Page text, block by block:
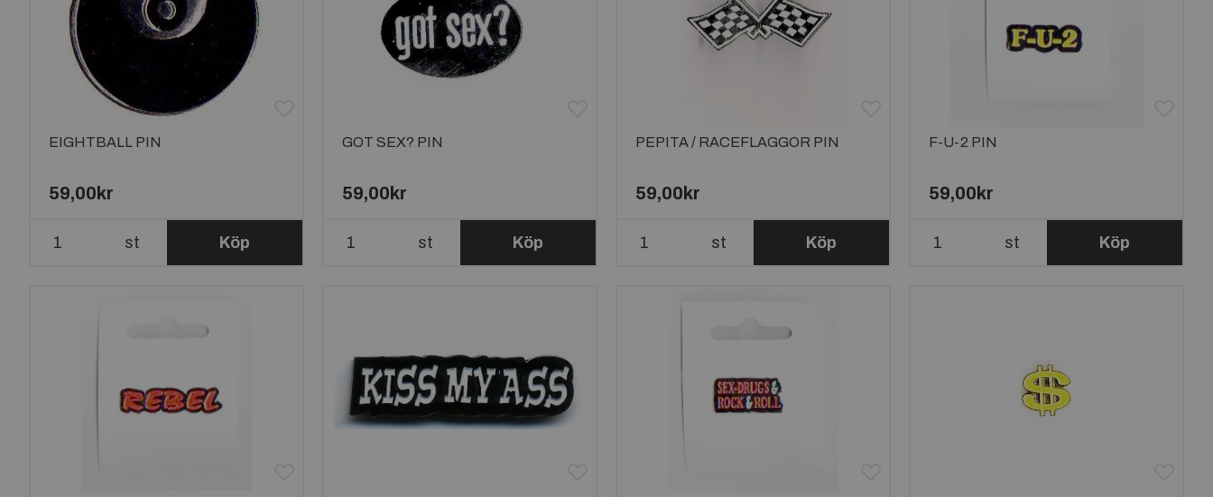
EIGHTBALL PIN
59,00kr
st Köp
GOT SEX? PIN
59,00kr
st Köp
PEPITA / RACEFLAGGOR PIN
59,00kr
st Köp
F-U-2 PIN
59,00kr
st Köp